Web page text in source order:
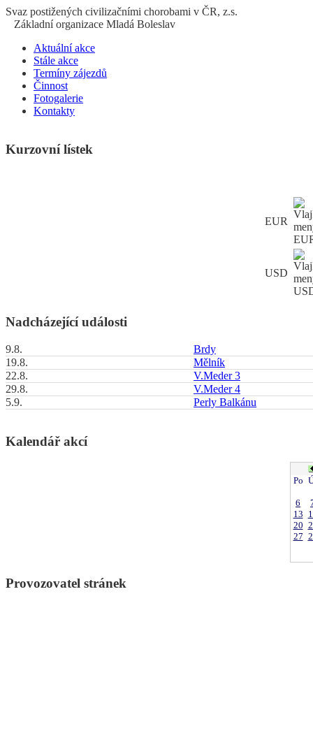
Svaz postižených civilizačními chorobami v ČR, z.s.
Základní organizace Mladá Boleslav
Aktuální akce
Stále akce
Termíny zájezdů
Činnost
Fotogalerie
Kontakty
Kurzovní lístek
EUR
USD
Nadcházející události
9.8.
Brdy
19.8.
Mělník
22.8.
V.Meder 3
29.8.
V.Meder 4
5.9.
Perly Balkánu
Kalendář akcí
Po
6
13
20
27
Provozovatel stránek